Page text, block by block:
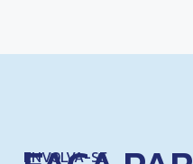
ENVOLVA-SE